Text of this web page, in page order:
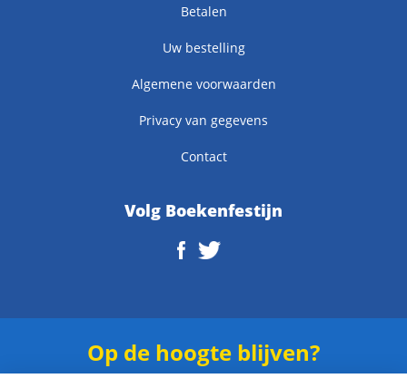
Betalen
Uw bestelling
Algemene voorwaarden
Privacy van gegevens
Contact
Volg Boekenfestijn
Op de hoogte blijven?